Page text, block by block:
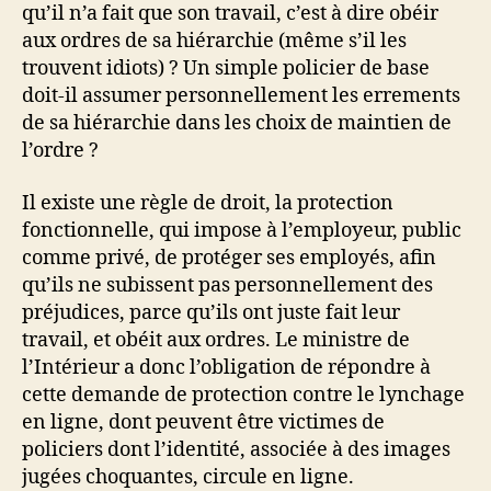
qu’il n’a fait que son travail, c’est à dire obéir
aux ordres de sa hiérarchie (même s’il les
trouvent idiots) ? Un simple policier de base
doit-il assumer personnellement les errements
de sa hiérarchie dans les choix de maintien de
l’ordre ?
Il existe une règle de droit, la protection
fonctionnelle, qui impose à l’employeur, public
comme privé, de protéger ses employés, afin
qu’ils ne subissent pas personnellement des
préjudices, parce qu’ils ont juste fait leur
travail, et obéit aux ordres. Le ministre de
l’Intérieur a donc l’obligation de répondre à
cette demande de protection contre le lynchage
en ligne, dont peuvent être victimes de
policiers dont l’identité, associée à des images
jugées choquantes, circule en ligne.